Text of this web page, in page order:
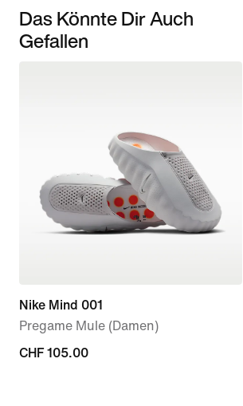
Das Könnte Dir Auch
Gefallen
Nike Mind 001
Pregame Mule (Damen)
CHF 105.00
CHF 105.00